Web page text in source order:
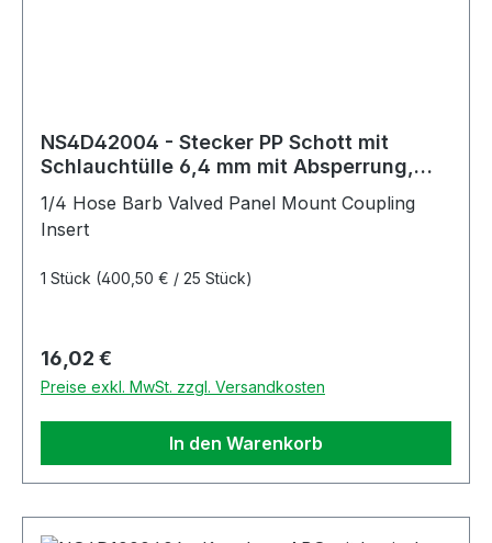
NS4D42004 - Stecker PP Schott mit
Schlauchtülle 6,4 mm mit Absperrung,
1/4 Hose Barb Valved Panel Mount Coupling
Insert
1 Stück (400,50 € / 25 Stück)
Regulärer Preis:
16,02 €
Preise exkl. MwSt. zzgl. Versandkosten
In den Warenkorb